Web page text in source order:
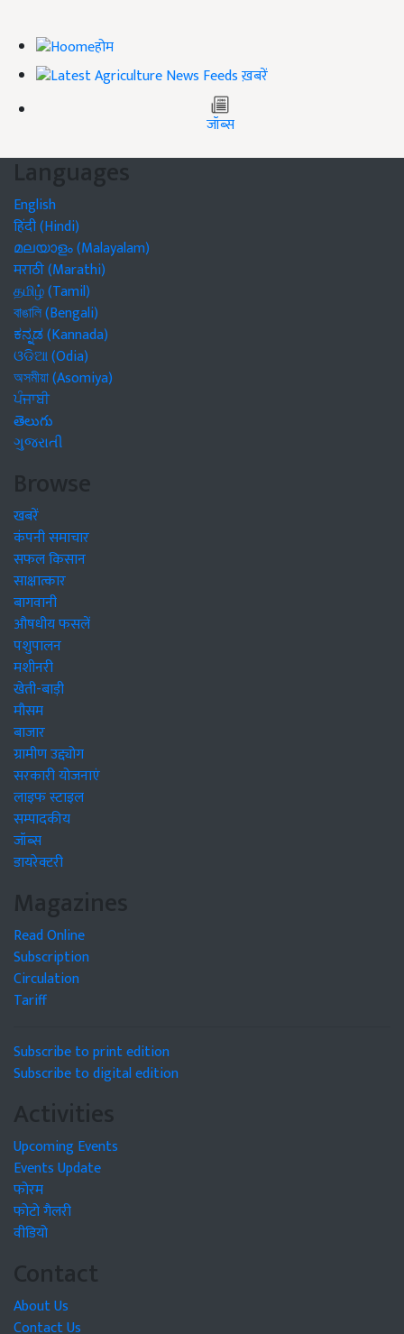
होम
ख़बरें
जॉब्स
Languages
English
हिंदी (Hindi)
മലയാളം (Malayalam)
मराठी (Marathi)
தமிழ் (Tamil)
বাঙালি (Bengali)
ಕನ್ನಡ (Kannada)
ଓଡିଆ (Odia)
অসমীয়া (Asomiya)
ਪੰਜਾਬੀ
తెలుగు
ગુજરાતી
Browse
खबरें
कंपनी समाचार
सफल किसान
साक्षात्कार
बागवानी
औषधीय फसलें
पशुपालन
मशीनरी
खेती-बाड़ी
मौसम
बाजार
ग्रामीण उद्द्योग
सरकारी योजनाएं
लाइफ स्टाइल
सम्पादकीय
जॉब्स
डायरेक्टरी
Magazines
Read Online
Subscription
Circulation
Tariff
Subscribe to print edition
Subscribe to digital edition
Activities
Upcoming Events
Events Update
फोरम
फोटो गैलरी
वीडियो
Contact
About Us
Contact Us